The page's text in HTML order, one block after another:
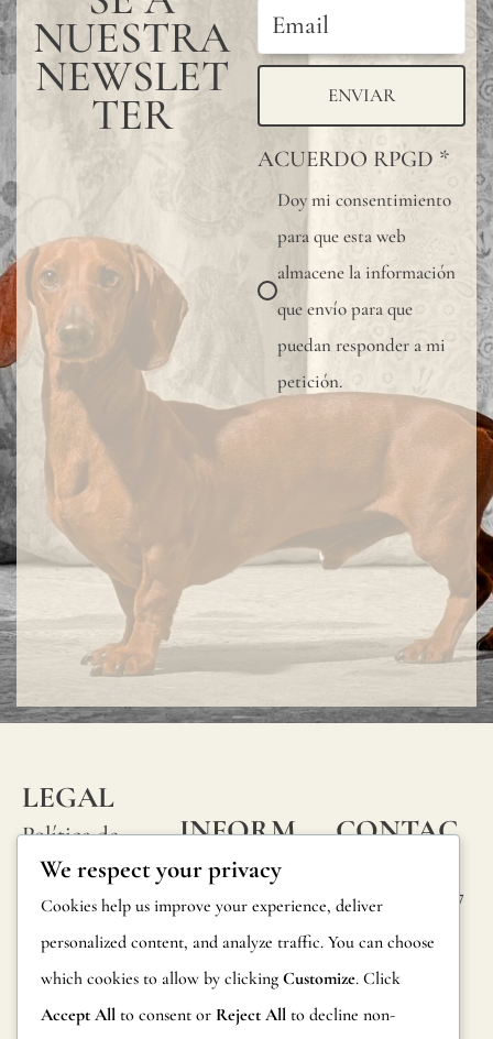
NUESTRA
NEWSLET
TER ENVIAR
ACUERDO RPGD *
Doy mi consentimiento
para que esta web
almacene la información
que envío para que
puedan responder a mi
petición.
LEGAL
Política de
privacidad
Política de
cookies
Condiciones
INFORM
ACIÓN
Preguntas
frecuentes
Información
sobre
CONTAC
Calle Alheli, 7
29730 Rincón
de la Victoria
España
We respect your privacy
Cookies help us improve your experience, deliver
personalized content, and analyze traffic. You can choose
which cookies to allow by clicking Customize. Click
Accept All to consent or Reject All to decline non-